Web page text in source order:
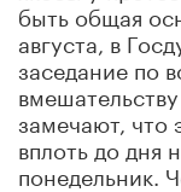
быть общая
августа, в
заседание по
замечают, что
вплоть до дня
понедельник.